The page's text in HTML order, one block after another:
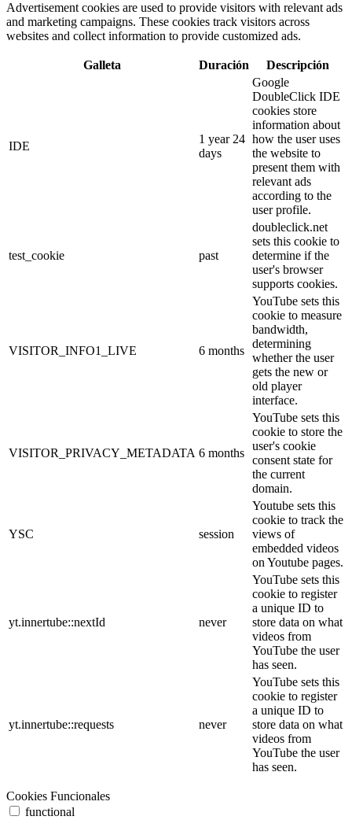
Advertisement cookies are used to provide visitors with relevant ads
and marketing campaigns. These cookies track visitors across
websites and collect information to provide customized ads.
Galleta Duración Descripción
IDE
1 year 24
days
Google
DoubleClick IDE
cookies store
information about
how the user uses
the website to
present them with
relevant ads
according to the
user profile.
test_cookie past
doubleclick.net
sets this cookie to
determine if the
user's browser
supports cookies.
VISITOR_INFO1_LIVE 6 months
YouTube sets this
cookie to measure
bandwidth,
determining
whether the user
gets the new or
old player
interface.
VISITOR_PRIVACY_METADATA 6 months
YouTube sets this
cookie to store the
user's cookie
consent state for
the current
domain.
YSC session
Youtube sets this
cookie to track the
views of
embedded videos
on Youtube pages.
yt.innertube::nextId never
YouTube sets this
cookie to register
a unique ID to
store data on what
videos from
YouTube the user
has seen.
yt.innertube::requests never
YouTube sets this
cookie to register
a unique ID to
store data on what
videos from
YouTube the user
has seen.
Cookies Funcionales
functional